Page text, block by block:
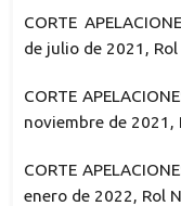
CORTE
de julio de 2021,
CORTE
noviembre de 2021,
CORTE
enero de 2022, Rol